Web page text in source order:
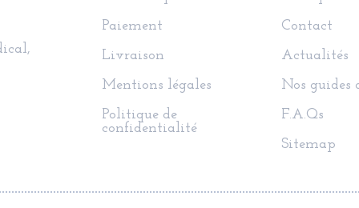
Paiement
Livraison
Mentions légales
Politique de
confidentialité
Contact
Actualités
Nos guides
F.A.Qs
Sitemap